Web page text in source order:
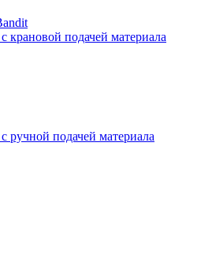
крановой подачей материала
ручной подачей материала